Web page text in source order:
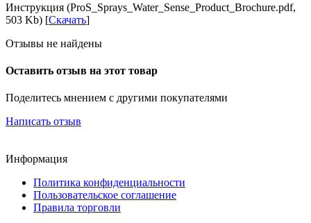
Инструкция (ProS_Sprays_Water_Sense_Product_Brochure.pdf,
503 Kb) [Скачать]
Отзывы не найдены
Оставить отзыв на этот товар
Поделитесь мнением с другими покупателями
Написать отзыв
Информация
Политика конфиденциальности
Пользовательское соглашение
Правила торговли